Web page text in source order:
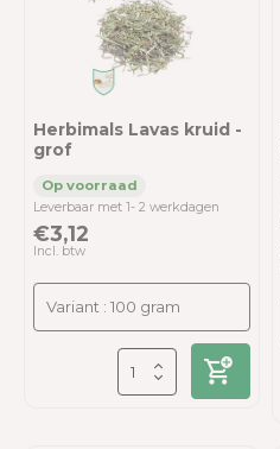
Herbimals Lavas kruid -
grof
Leverbaar met 1- 2 werkdagen
€3,12
Incl. btw